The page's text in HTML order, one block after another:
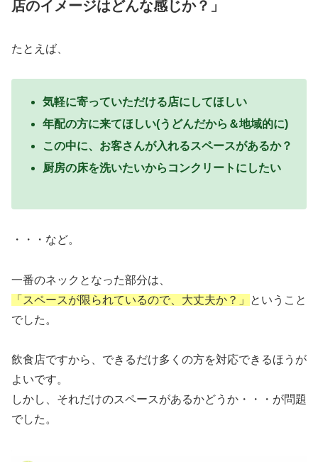
店のイメージはどんな感じか？」
たとえば、
気軽に寄っていただける店にしてほしい
年配の方に来てほしい(うどんだから＆地域的に)
この中に、お客さんが入れるスペースがあるか？
厨房の床を洗いたいからコンクリートにしたい
・・・など。
一番のネックとなった部分は、
「スペースが限られているので、大丈夫か？」
ということ
でした。
飲食店ですから、できるだけ多くの方を対応できるほうが
よいです。
しかし、それだけのスペースがあるかどうか・・・が問題
でした。